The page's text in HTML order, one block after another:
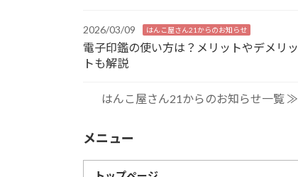
2026/03/09 はんこ屋さん21からのお知らせ
電子印鑑の使い方は？メリットやデメリッ
トも解説
はんこ屋さん21からのお知らせ一覧 ≫
メニュー